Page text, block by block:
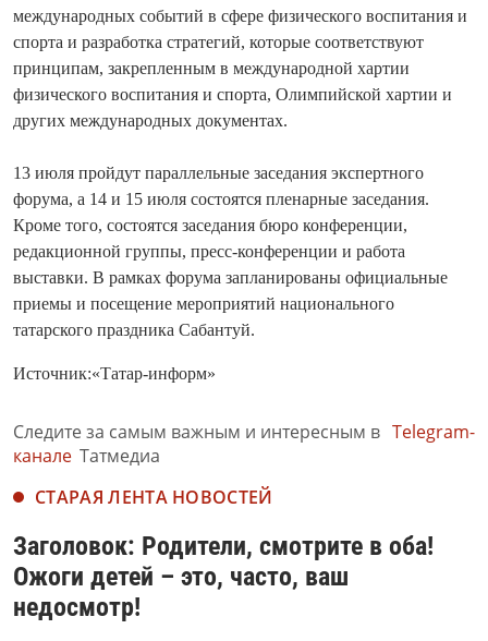
международных событий в сфере физического воспитания и
спорта и разработка стратегий, которые соответствуют
принципам, закрепленным в международной хартии
физического воспитания и спорта, Олимпийской хартии и
других международных документах.
13 июля пройдут параллельные заседания экспертного
форума, а 14 и 15 июля состоятся пленарные заседания.
Кроме того, состоятся заседания бюро конференции,
редакционной группы, пресс-конференции и работа
выставки. В рамках форума запланированы официальные
приемы и посещение мероприятий национального
татарского праздника Сабантуй.
Источник:«Татар-информ»
Следите за самым важным и интересным в Telegram-
канале Татмедиа
СТАРАЯ ЛЕНТА НОВОСТЕЙ
Заголовок: Родители, смотрите в оба!
Ожоги детей – это, часто, ваш
недосмотр!